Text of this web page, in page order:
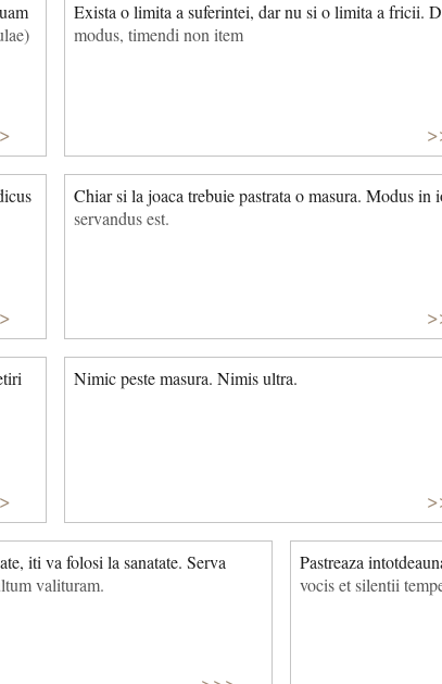
Exista o limita a suferintei, dar nu si o limita a fricii.
modus, timendi non item
Chiar si la joaca trebuie pastrata o masura. Modus in
servandus est.
Nimic peste masura. Nimis ultra.
iti va folosi la sanatate. Serva
valituram.
Pastreaza
vocis et silentii